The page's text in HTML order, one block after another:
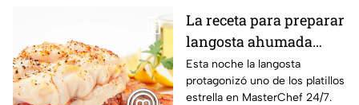
La receta para preparar
langosta ahumada
como en MasterChef
24/7
Esta noche la langosta
protagonizó uno de los platillos
estrella en MasterChef 24/7.